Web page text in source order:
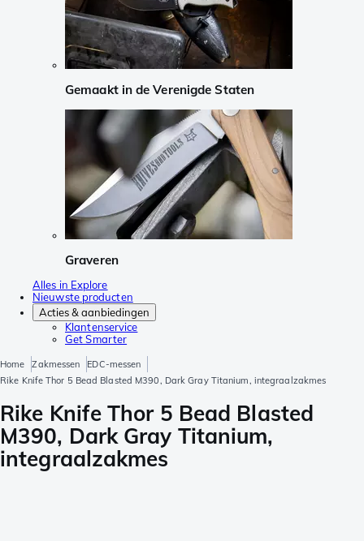
Gemaakt in de Verenigde Staten
Graveren
Alles in Explore
Nieuwste producten
Acties & aanbiedingen
Klantenservice
Get Smarter
Home Zakmessen
EDC-messen
Rike Knife Thor 5 Bead Blasted M390, Dark Gray Titanium, integraalzakmes
Rike Knife Thor 5 Bead Blasted
M390, Dark Gray Titanium,
integraalzakmes